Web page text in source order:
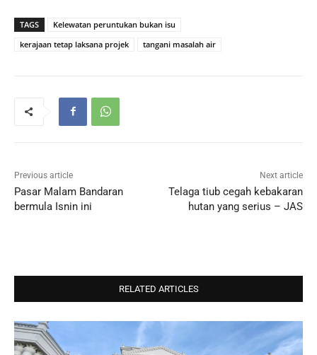
TAGS
Kelewatan peruntukan bukan isu
kerajaan tetap laksana projek
tangani masalah air
Previous article
Pasar Malam Bandaran
bermula Isnin ini
Next article
Telaga tiub cegah kebakaran
hutan yang serius – JAS
RELATED ARTICLES